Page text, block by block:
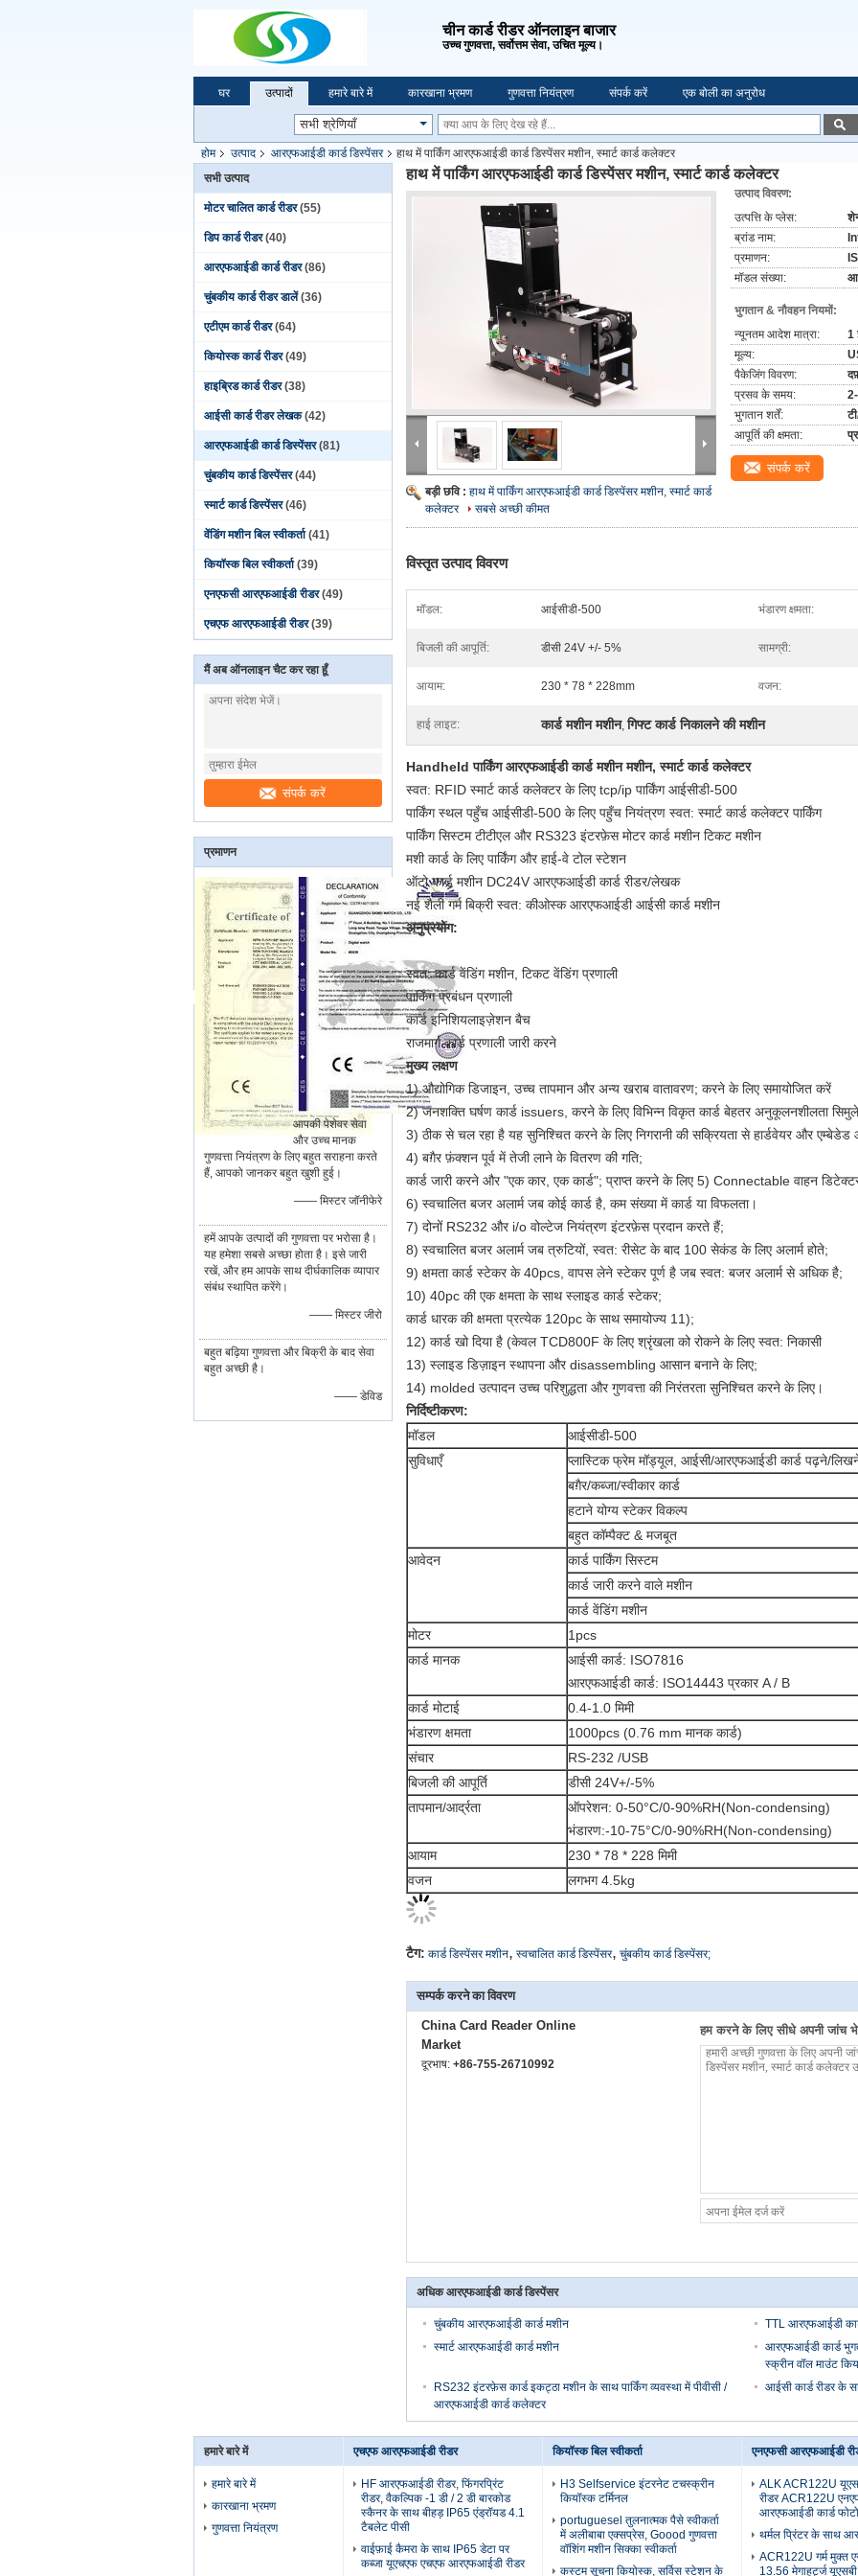
चीन कार्ड रीडर ऑनलाइन बाजार
उच्च गुणवत्ता, सर्वोत्तम सेवा, उचित मूल्य।
घर उत्पादों हमारे बारे में कारखाना भ्रमण गुणवत्ता नियंत्रण संपर्क करें एक बोली का अनुरोध
होम उत्पाद आरएफआईडी कार्ड डिस्पेंसर
हाथ में पार्किंग आरएफआईडी कार्ड डिस्पेंसर मशीन, स्मार्ट कार्ड कलेक्टर
सभी उत्पाद
मोटर चालित कार्ड रीडर (55)
डिप कार्ड रीडर (40)
आरएफआईडी कार्ड रीडर (86)
चुंबकीय कार्ड रीडर डालें (36)
एटीएम कार्ड रीडर (64)
कियोस्क कार्ड रीडर (49)
हाइब्रिड कार्ड रीडर (38)
आईसी कार्ड रीडर लेखक (42)
आरएफआईडी कार्ड डिस्पेंसर (81)
चुंबकीय कार्ड डिस्पेंसर (44)
स्मार्ट कार्ड डिस्पेंसर (46)
वेंडिंग मशीन बिल स्वीकर्ता (41)
कियॉस्क बिल स्वीकर्ता (39)
एनएफसी आरएफआईडी रीडर (49)
एचएफ आरएफआईडी रीडर (39)
मैं अब ऑनलाइन चैट कर रहा हूँ
संपर्क करें
प्रमाणन
आपकी पेशेवर सेवा
और उच्च मानक
गुणवत्ता नियंत्रण के लिए बहुत सराहना करते
हैं, आपको जानकर बहुत खुशी हुई।
—— मिस्टर जॉनीफेरे
हमें आपके उत्पादों की गुणवत्ता पर भरोसा है।
यह हमेशा सबसे अच्छा होता है। इसे जारी
रखें, और हम आपके साथ दीर्घकालिक व्यापार
संबंध स्थापित करेंगे।
—— मिस्टर जीरो
बहुत बढ़िया गुणवत्ता और बिक्री के बाद सेवा
बहुत अच्छी है।
—— डेविड
हाथ में पार्किंग आरएफआईडी कार्ड डिस्पेंसर मशीन, स्मार्ट कार्ड कलेक्टर
बड़ी छवि : हाथ में पार्किंग आरएफआईडी कार्ड डिस्पेंसर मशीन, स्मार्ट कार्ड
कलेक्टर
सबसे अच्छी कीमत
उत्पाद विवरण:
उत्पत्ति के प्लेस:
ब्रांड नाम:
प्रमाणन:
मॉडल संख्या:
भुगतान & नौवहन नियमों:
न्यूनतम आदेश मात्रा:
1
मूल्य:
पैकेजिंग विवरण:
प्रसव के समय:
2-
भुगतान शर्तें:
आपूर्ति की क्षमता:
संपर्क करें
विस्तृत उत्पाद विवरण
मॉडल: आईसीडी-500 भंडारण क्षमता:
बिजली की आपूर्ति: डीसी 24V +/- 5% सामग्री:
आयाम: 230 * 78 * 228mm वजन:
हाई लाइट: कार्ड मशीन मशीन,गिफ्ट कार्ड निकालने की मशीन
Handheld पार्किंग आरएफआईडी कार्ड मशीन मशीन, स्मार्ट कार्ड कलेक्टर
स्वत: RFID स्मार्ट कार्ड कलेक्टर के लिए tcp/ip पार्किंग आईसीडी-500
पार्किंग स्थल पहुँच आईसीडी-500 के लिए पहुँच नियंत्रण स्वत: स्मार्ट कार्ड कलेक्टर पार्किंग
पार्किंग सिस्टम टीटीएल और RS323 इंटरफ़ेस मोटर कार्ड मशीन टिकट मशीन
मशी कार्ड के लिए पार्किंग और हाई-वे टोल स्टेशन
ऑटो कार्ड मशीन DC24V आरएफआईडी कार्ड रीडर/लेखक
नई शैली गर्म बिक्री स्वत: कीओस्क आरएफआईडी आईसी कार्ड मशीन
अनुप्रयोग:
स्वत: कार्ड वेंडिंग मशीन, टिकट वेंडिंग प्रणाली
पार्किंग प्रबंधन प्रणाली
कार्ड इनिशियलाइज़ेशन बैच
राजमार्ग कार्ड प्रणाली जारी करने
मुख्य लक्षण
1) औद्योगिक डिजाइन, उच्च तापमान और अन्य खराब वातावरण; करने के लिए समायोजित करें
2) जनशक्ति घर्षण कार्ड issuers, करने के लिए विभिन्न विकृत कार्ड बेहतर अनुकूलनशीलता
3) ठीक से चल रहा है यह सुनिश्चित करने के लिए निगरानी की सक्रियता से हार्डवेयर और एम्बेडेड
4) बग़ैर फ़ंक्शन पूर्व में तेजी लाने के वितरण की गति;
कार्ड जारी करने और "एक कार, एक कार्ड"; प्राप्त करने के लिए 5) Connectable वाहन
6) स्वचालित बजर अलार्म जब कोई कार्ड है, कम संख्या में कार्ड या विफलता।
7) दोनों RS232 और i/o वोल्टेज नियंत्रण इंटरफ़ेस प्रदान करते हैं;
8) स्वचालित बजर अलार्म जब त्रुटियों, स्वत: रीसेट के बाद 100 सेकंड के लिए अलार्म होते;
9) क्षमता कार्ड स्टेकर के 40pcs, वापस लेने स्टेकर पूर्ण है जब स्वत: बजर अलार्म से अधिक है;
10) 40pc की एक क्षमता के साथ स्लाइड कार्ड स्टेकर;
कार्ड धारक की क्षमता प्रत्येक 120pc के साथ समायोज्य 11);
12) कार्ड खो दिया है (केवल TCD800F के लिए श्रृंखला को रोकने के लिए स्वत: निकासी
13) स्लाइड डिज़ाइन स्थापना और disassembling आसान बनाने के लिए;
14) molded उत्पादन उच्च परिशुद्धता और गुणवत्ता की निरंतरता सुनिश्चित करने के लिए।
निर्दिष्टीकरण:
मॉडल
आईसीडी-500
सुविधाएँ
प्लास्टिक फ्रेम मॉड्यूल, आईसी/आरएफआईडी कार्ड पढ़ने/
बग़ैर/कब्जा/स्वीकार कार्ड
हटाने योग्य स्टेकर विकल्प
बहुत कॉम्पैक्ट & मजबूत
आवेदन
कार्ड पार्किंग सिस्टम
कार्ड जारी करने वाले मशीन
कार्ड वेंडिंग मशीन
मोटर
1pcs
कार्ड मानक
आईसी कार्ड: ISO7816
आरएफआईडी कार्ड: ISO14443 प्रकार A / B
कार्ड मोटाई
0.4-1.0 मिमी
भंडारण क्षमता
1000pcs (0.76 mm मानक कार्ड)
संचार
RS-232 /USB
बिजली की आपूर्ति
डीसी 24V+/-5%
तापमान/आर्द्रता
ऑपरेशन: 0-50°C/0-90%RH(Non-condensing)
भंडारण:-10-75°C/0-90%RH(Non-condensing)
आयाम
230 * 78 * 228 मिमी
वजन
लगभग 4.5kg
टैग: कार्ड डिस्पेंसर मशीन, स्वचालित कार्ड डिस्पेंसर, चुंबकीय कार्ड डिस्पेंसर;
सम्पर्क करने का विवरण
China Card Reader Online
Market
दूरभाष: +86-755-26710992
हम करने के लिए सीधे अपनी जांच
अधिक आरएफआईडी कार्ड डिस्पेंसर
चुंबकीय आरएफआईडी कार्ड मशीन
TTL आरएफआईडी
स्मार्ट आरएफआईडी कार्ड मशीन
आरएफआईडी कार्ड
स्क्रीन वॉल माउंट
RS232 इंटरफ़ेस कार्ड इकट्ठा मशीन के साथ पार्किंग व्यवस्था में पीवीसी /
आरएफआईडी कार्ड कलेक्टर
आईसी कार्ड रीडर के
हमारे बारे में
हमारे बारे में
कारखाना भ्रमण
गुणवत्ता नियंत्रण
एचएफ आरएफआईडी रीडर
HF आरएफआईडी रीडर, फिंगरप्रिंट
रीडर, वैकल्पिक -1 डी / 2 डी बारकोड
स्कैनर के साथ बीहड़ IP65 एंड्रॉयड 4.1
टैबलेट पीसी
वाईफ़ाई कैमरा के साथ IP65 डेटा पर
कब्जा यूएचएफ एचएफ आरएफआईडी रीडर
कियॉस्क बिल स्वीकर्ता
H3 Selfservice इंटरनेट टचस्क्रीन
कियॉस्क टर्मिनल
portuguesel तुलनात्मक पैसे स्वीकर्ता
में अलीबाबा एक्सप्रेस, Goood गुणवत्ता
वॉशिंग मशीन सिक्का स्वीकर्ता
कस्टम सूचना कियोस्क, सर्विस स्टेशन के
एनएफसी आरएफआईडी
ALK ACR122U
रीडर ACR122U
आरएफआईडी कार्ड
थर्मल प्रिंटर के साथ
ACR122U गर्म मुक्त
13.56 मेगाहर्ट्ज